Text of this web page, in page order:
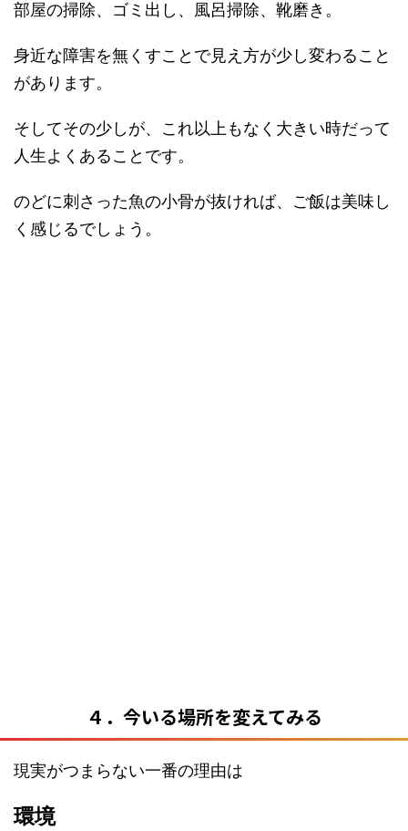
部屋の掃除、ゴミ出し、風呂掃除、靴磨き。
身近な障害を無くすことで見え方が少し変わること
があります。
そしてその少しが、これ以上もなく大きい時だって
人生よくあることです。
のどに刺さった魚の小骨が抜ければ、ご飯は美味し
く感じるでしょう。
４．今いる場所を変えてみる
現実がつまらない一番の理由は
環境